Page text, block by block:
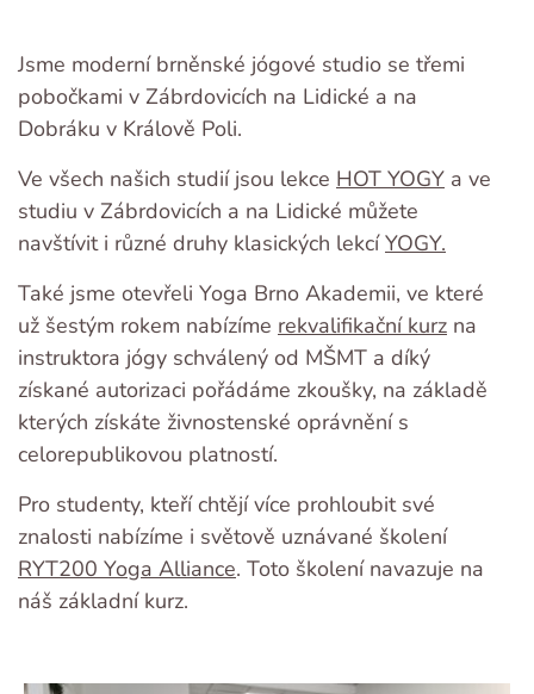
Jsme moderní brněnské jógové studio se třemi
pobočkami v Zábrdovicích na Lidické a na
Dobráku v Králově Poli.
Ve všech našich studií jsou lekce HOT YOGY a ve
studiu v Zábrdovicích a na Lidické můžete
navštívit i různé druhy klasických lekcíYOGY.
Také jsme otevřeli Yoga Brno Akademii, ve které
už šestým rokem nabízíme rekvalifikační kurz na
instruktora jógy schválený od MŠMT a díký
získané autorizaci pořádáme zkoušky, na základě
kterých získáte živnostenské oprávnění s
celorepublikovou platností.
Pro studenty, kteří chtějí více prohloubit své
znalosti nabízíme i světově uznávané školení
RYT200 Yoga Alliance. Toto školení navazuje na
náš základní kurz.